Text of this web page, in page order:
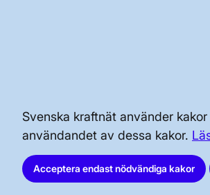
Svenska kraftnät använder
användandet av dessa kakor.
Acceptera endast nödvändiga kakor
SÄKERHET OCH
AKTÖRSPORTALEN